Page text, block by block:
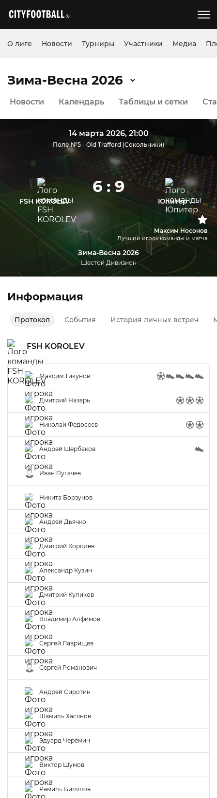
О лиге Новости Турниры Участники Медиа
Зима-Весна 2026
Новости Календарь Таблицы и сетки
14 марта 2026, 21:00
Поле №5 - Old Trafford (Сокольники)
FSH KOROLEV
6 : 9
Юпитер
Максим Носонов
Лучший игрок команды и матча
Зима-Весна 2026
Шестой Дивизион
Информация
Протокол События История личных встреч
FSH KOROLEV
Максим Тикунов
Дмитрий Назарь
Николай Федосеев
Андрей Щербаков
Иван Пугачев
Никита Борзунов
Андрей Дьячко
Дмитрий Королев
Александр Кузин
Дмитрий Куликов
Владимир Алфимов
Сергей Лаврищев
Сергей Романович
Андрей Сиротин
Шамиль Хасянов
Эдуард Черёмин
Виктор Шумов
Рамиль Билялов